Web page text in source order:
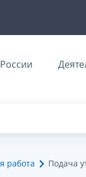
работа Подача